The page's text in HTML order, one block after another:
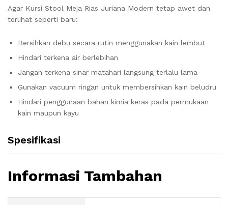
Agar Kursi Stool Meja Rias Juriana Modern tetap awet dan
terlihat seperti baru:
Bersihkan debu secara rutin menggunakan kain lembut
Hindari terkena air berlebihan
Jangan terkena sinar matahari langsung terlalu lama
Gunakan vacuum ringan untuk membersihkan kain beludru
Hindari penggunaan bahan kimia keras pada permukaan
kain maupun kayu
Spesifikasi
Informasi Tambahan